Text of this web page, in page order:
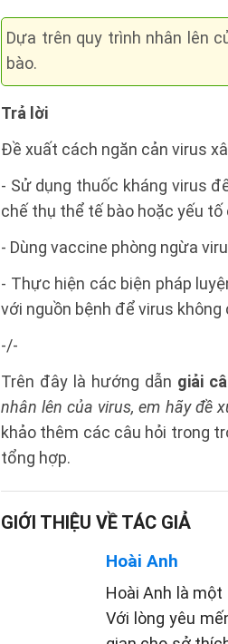
Dựa trên quy trình nhân lên
bào.
Trả lời
Đề xuất cách ngăn cản virus
- Sử dụng thuốc kháng virus
chế thụ thể tế bào hoặc yếu
- Dùng vaccine phòng ngừa
- Thực hiện các biện pháp
với nguồn bệnh để virus
-/-
Trên đây là hướng dẫn giải
nhân lên của virus, em hãy đề
khảo thêm các câu hỏi trong
tổng hợp.
GIỚI THIỆU VỀ TÁC GIẢ
Hoài Anh
Hoài Anh là
Với lòng yêu